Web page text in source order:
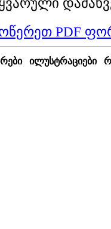
PDF
ილუსტრაციები